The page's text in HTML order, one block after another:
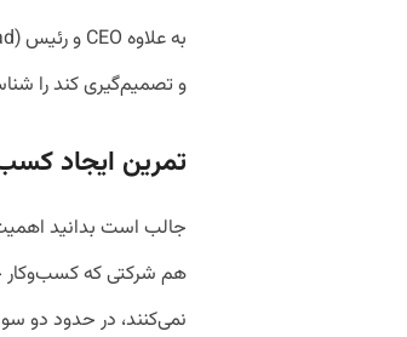
و تصمیم‌گیری کند را
تمرین ایجاد
جالب است بدانید
هم شرکتی که کسب‌وکار